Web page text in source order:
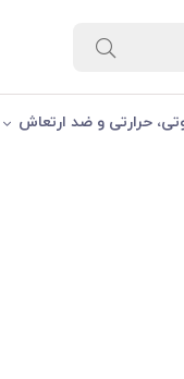
حرارتی و ضد ارتعاش